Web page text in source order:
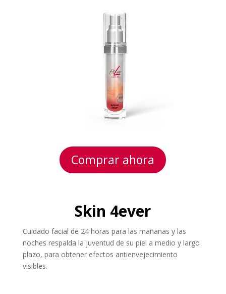
Comprar ahora
Skin 4ever
Cuidado facial de 24 horas para las mañanas y las
noches respalda la juventud de su piel a medio y largo
plazo, para obtener efectos antienvejecimiento
visibles.